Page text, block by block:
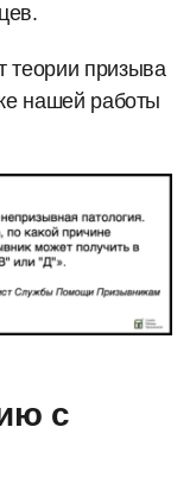
теории призыва
нашей работы
с